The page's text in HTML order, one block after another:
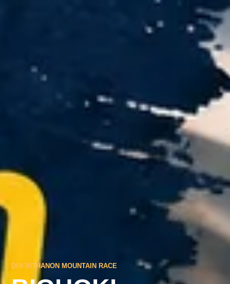
DOI INTHANON MOUNTAIN RACE